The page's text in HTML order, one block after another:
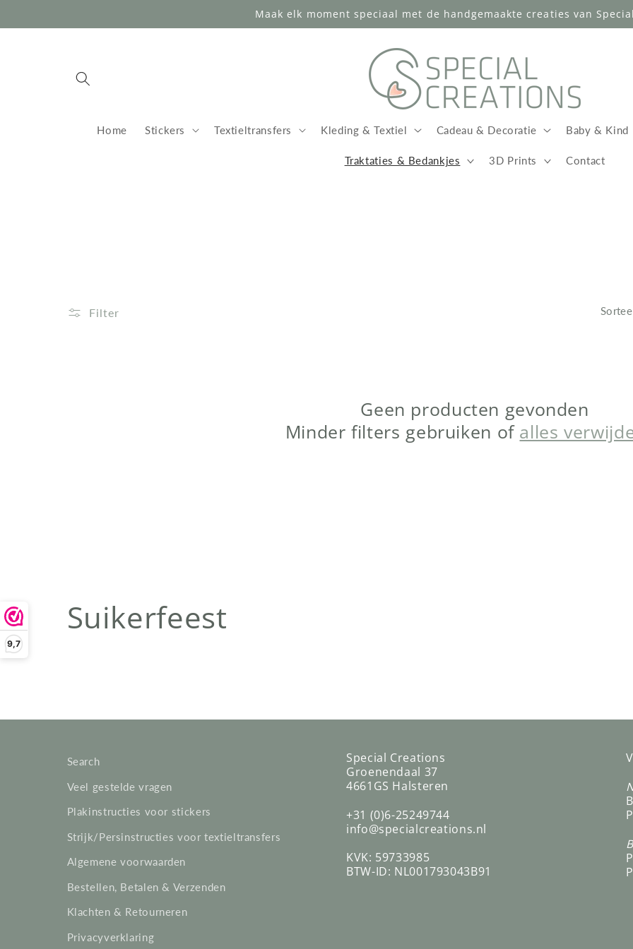
9,7
content
Maak elk moment speciaal met de handgemaakte creaties van
Home Stickers Textieltransfers Kleding & Textiel Cadeau & Decoratie Baby & Kind
Traktaties & Bedankjes 3D Prints Contact
Filter
Geen producten gevonden
Minder filters gebruiken of alles
C
l
e
c
t
i
e
Suikerfeest
Search
Veel gestelde vragen
Plakinstructies voor stickers
Strijk/Persinstructies voor textieltransfers
Algemene voorwaarden
Bestellen, Betalen & Verzenden
Klachten & Retourneren
Privacyverklaring
Special Creations
Groenendaal 37
4661GS Halsteren
+31 (0)6-25249744
info@specialcreations.nl
KVK: 59733985
BTW-ID: NL001793043B91